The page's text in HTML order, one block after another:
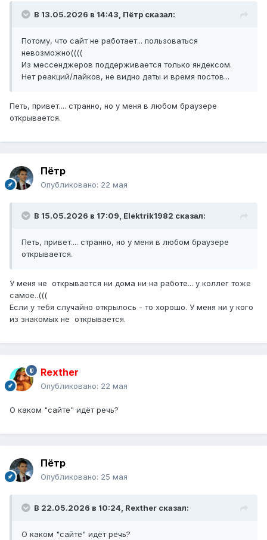
В 13.05.2026 в 14:43, Пётр сказал:
Потому, что сайт не работает... пользоваться
невозможно((((
Из мессенджеров поддерживается только яндексом.
Нет реакций/лайков, не видно даты и время постов...
Петь, привет.... странно, но у меня в любом браузере
открывается.
Пётр
Опубликовано: 22 мая
В 15.05.2026 в 17:09, Elektrik1982 сказал:
Петь, привет.... странно, но у меня в любом браузере
открывается.
У меня не открывается ни дома ни на работе... у коллег тоже
самое..(((
Если у тебя случайно открылось - то хорошо. У меня ни у кого
из знакомых не открывается.
Rexther
Опубликовано: 22 мая
О каком "сайте" идёт речь?
Пётр
Опубликовано: 25 мая
В 22.05.2026 в 10:24, Rexther сказал:
О каком "сайте" идёт речь?